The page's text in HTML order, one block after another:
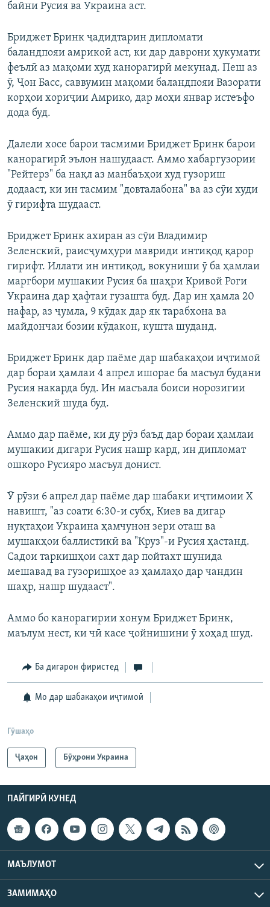
байни Русия ва Украина аст.
Бриджет Бринк ҷадидтарин дипломати
баландпояи амрикоӣ аст, ки дар даврони ҳукумати
феълӣ аз мақоми худ канорагирӣ мекунад. Пеш аз
ӯ, Ҷон Басс, саввумин мақоми баландпояи Вазорати
корҳои хориҷии Амрико, дар моҳи январ истеъфо
дода буд.
Далели хосе барои тасмими Бриджет Бринк барои
канорагирӣ эълон нашудааст. Аммо хабаргузории
"Рейтерз" ба нақл аз манбаъҳои худ гузориш
додааст, ки ин тасмим "довталабона" ва аз сӯи худи
ӯ гирифта шудааст.
Бриджет Бринк ахиран аз сӯи Владимир
Зеленский, раисҷумҳури мавриди интиқод қарор
гирифт. Иллати ин интиқод, вокуниши ӯ ба ҳамлаи
маргбори мушакии Русия ба шаҳри Кривой Роги
Украина дар ҳафтаи гузашта буд. Дар ин ҳамла 20
нафар, аз ҷумла, 9 кӯдак дар як тарабхона ва
майдончаи бозии кӯдакон, кушта шуданд.
Бриджет Бринк дар паёме дар шабакаҳои иҷтимоӣ
дар бораи ҳамлаи 4 апрел ишорае ба масъул будани
Русия накарда буд. Ин масъала боиси норозигии
Зеленский шуда буд.
Аммо дар паёме, ки ду рӯз баъд дар бораи ҳамлаи
мушакии дигари Русия нашр кард, ин дипломат
ошкоро Русияро масъул донист.
Ӯ рӯзи 6 апрел дар паёме дар шабаки иҷтимоии Х
навишт, "аз соати 6:30-и субҳ, Киев ва дигар
нуқтаҳои Украина ҳамчунон зери оташ ва
мушакҳои баллистикӣ ва "Круз"-и Русия ҳастанд.
Садои таркишҳои сахт дар пойтахт шунида
мешавад ва гузоришҳое аз ҳамлаҳо дар чандин
шаҳр, нашр шудааст".
Аммо бо канорагирии хонум Бриджет Бринк,
маълум нест, ки чӣ касе ҷойнишини ӯ хоҳад шуд.
Ба дигарон фиристед
Мо дар шабакаҳои иҷтимоӣ
Гӯшаҳо
Ҷаҳон Бӯҳрони Украина
ПАЙГИРӢ КУНЕД
МАЪЛУМОТ
ЗАМИМАҲО